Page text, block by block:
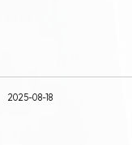
2025-08-18